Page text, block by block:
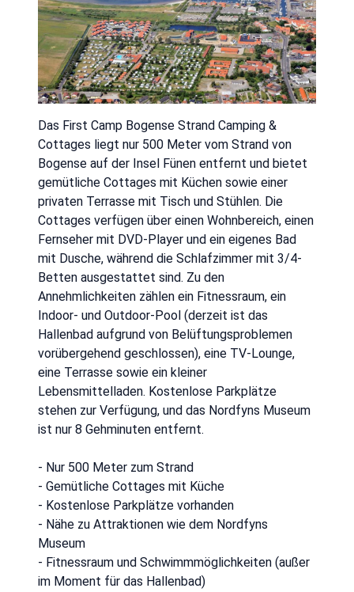
Das First Camp Bogense Strand Camping &
Cottages liegt nur 500 Meter vom Strand von
Bogense auf der Insel Fünen entfernt und bietet
gemütliche Cottages mit Küchen sowie einer
privaten Terrasse mit Tisch und Stühlen. Die
Cottages verfügen über einen Wohnbereich, einen
Fernseher mit DVD-Player und ein eigenes Bad
mit Dusche, während die Schlafzimmer mit 3/4-
Betten ausgestattet sind. Zu den
Annehmlichkeiten zählen ein Fitnessraum, ein
Indoor- und Outdoor-Pool (derzeit ist das
Hallenbad aufgrund von Belüftungsproblemen
vorübergehend geschlossen), eine TV-Lounge,
eine Terrasse sowie ein kleiner
Lebensmittelladen. Kostenlose Parkplätze
stehen zur Verfügung, und das Nordfyns Museum
ist nur 8 Gehminuten entfernt.
- Nur 500 Meter zum Strand
- Gemütliche Cottages mit Küche
- Kostenlose Parkplätze vorhanden
- Nähe zu Attraktionen wie dem Nordfyns
Museum
- Fitnessraum und Schwimmmöglichkeiten (außer
im Moment für das Hallenbad)